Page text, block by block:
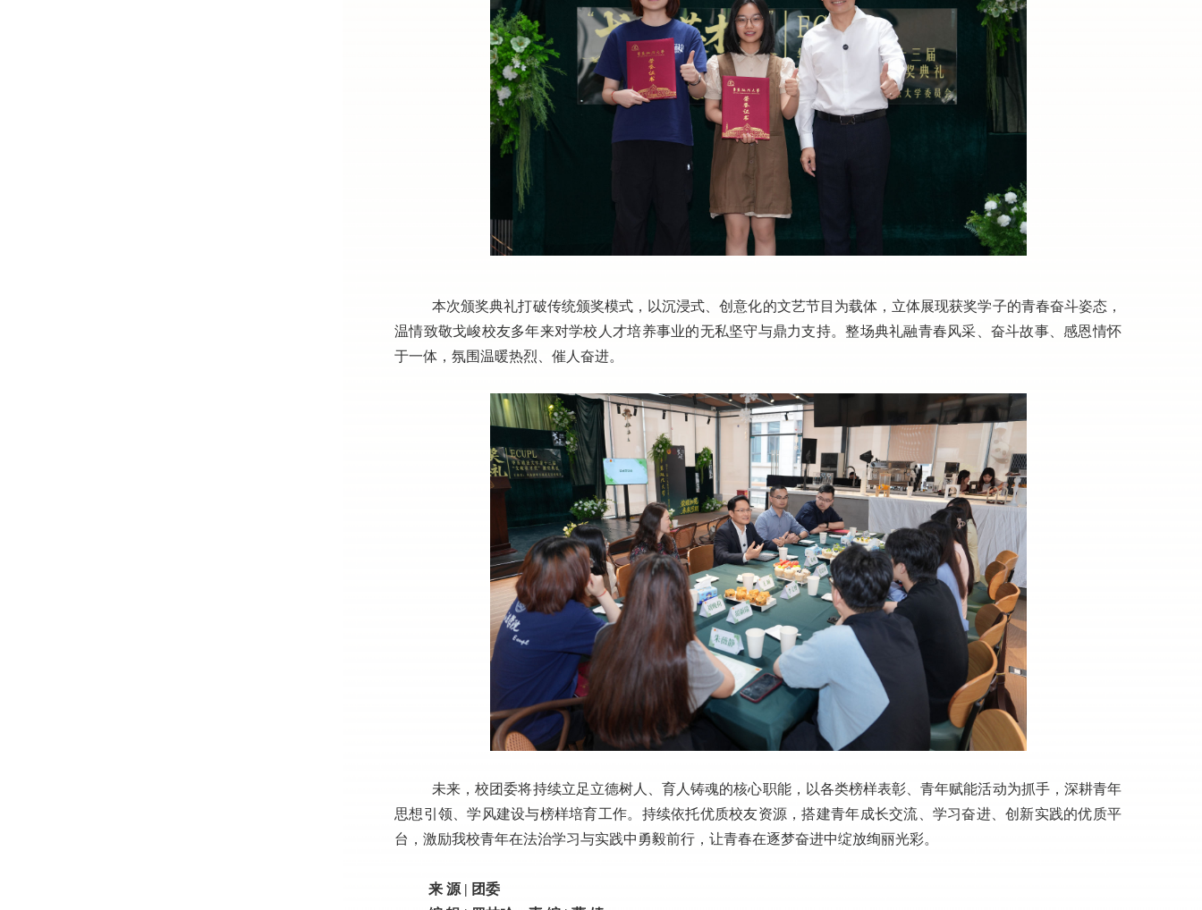
本次颁奖典礼打破传统颁奖模式，以沉浸式、创意化的文艺节目为载体，立体展现获奖学子的青春奋斗姿态，
温情致敬戈峻校友多年来对学校人才培养事业的无私坚守与鼎力支持。整场典礼融青春风采、奋斗故事、感恩情怀
于一体，氛围温暖热烈、催人奋进。
未来，校团委将持续立足立德树人、育人铸魂的核心职能，以各类榜样表彰、青年赋能活动为抓手，深耕青年
思想引领、学风建设与榜样培育工作。持续依托优质校友资源，搭建青年成长交流、学习奋进、创新实践的优质平
台，激励我校青年在法治学习与实践中勇毅前行，让青春在逐梦奋进中绽放绚丽光彩。
来 源 | 团委